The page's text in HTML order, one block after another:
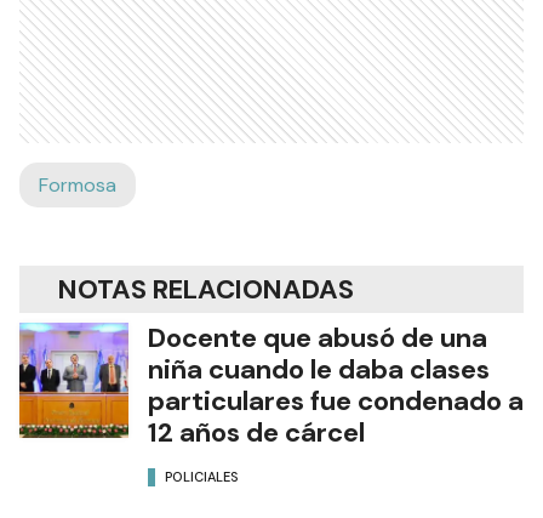
Formosa
NOTAS RELACIONADAS
Docente que abusó de una
niña cuando le daba clases
particulares fue condenado a
12 años de cárcel
POLICIALES